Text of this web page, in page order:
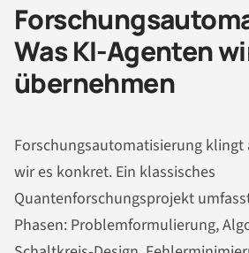
Was KI-Agenten
übernehmen
Forschungsautomatisierung klingt
wir es konkret. Ein klassisches
Quantenforschungsprojekt
Phasen: Problemformulierung,